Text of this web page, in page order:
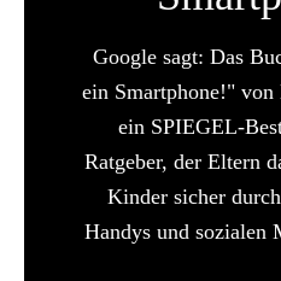
Google sagt: Das
ein Smartphone!"
ein SPIEGEL-
Ratgeber, der Eltern
Kinder sicher
Handys und sozialen